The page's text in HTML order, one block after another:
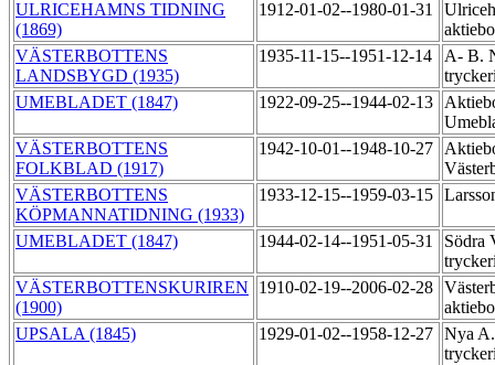
ULRICEHAMNS TIDNING
(1869)
1912-01-02--1980-01-31
VÄSTERBOTTENS
LANDSBYGD (1935)
1935-11-15--1951-12-14
A- B.
UMEBLADET (1847)
1922-09-25--1944-02-13
VÄSTERBOTTENS
FOLKBLAD (1917)
1942-10-01--1948-10-27
VÄSTERBOTTENS
KÖPMANNATIDNING (1933)
1933-12-15--1959-03-15
UMEBLADET (1847) 1944-02-14--1951-05-31
Södra
VÄSTERBOTTENSKURIREN
(1900)
1910-02-19--2006-02-28
UPSALA (1845)
1929-01-02--1958-12-27 Nya